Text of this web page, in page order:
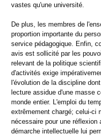
vastes qu'une université.
De plus, les membres de
proportion importante du
service pédagogique. Enfin,
avis est sollicité par les
relevant de la politique
d'activités exige
l'évolution de la discipline
lecture assidue d'une masse
monde entier. L'emploi du
extrêmement chargé; celui-ci
nécessaire pour une réflexion
démarche intellectuelle lui